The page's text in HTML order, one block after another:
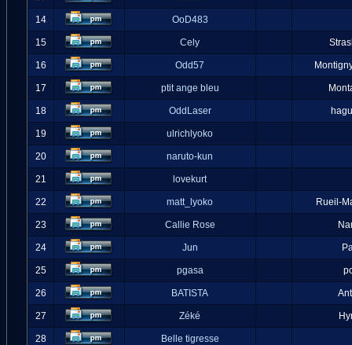
14 OoD483
15 Cely
16 Odd57
17 ptit ange bleu
18 OddLaser
19 ulrichlyoko
20 naruto-kun
21 lovekurt
22 matt_lyoko Rueil-
23 Callie Rose
24 Jun
25 pgasa
26 BATISTA
27 Zéké
28 Belle tigresse